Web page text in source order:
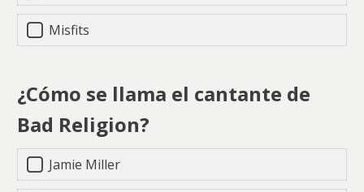
Misfits
¿Cómo se llama el cantante de
Bad Religion?
Jamie Miller